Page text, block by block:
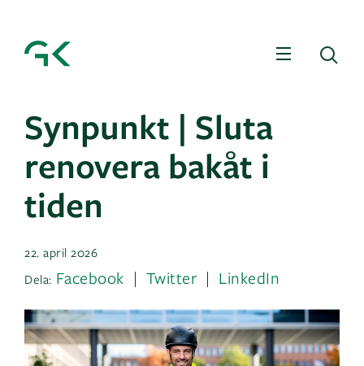
Meny
Synpunkt | Sluta
renovera bakåt i
tiden
22. april 2026
Dela: Facebook Twitter LinkedIn